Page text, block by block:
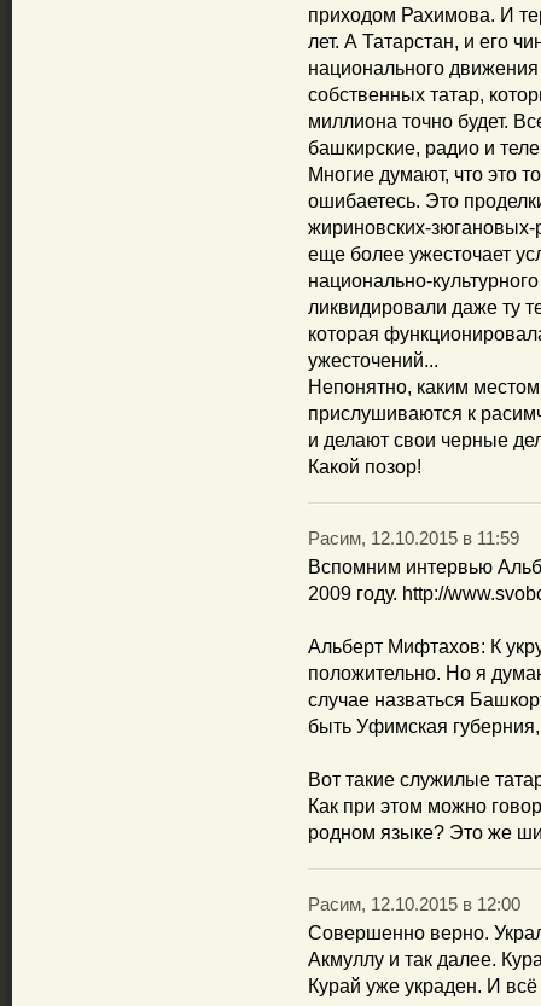
приходом Рахимова. И
лет. А Татарстан, и его
национального
собственных татар,
миллиона точно будет.
башкирские, радио и
Многие думают, что это
ошибаетесь. Это
жириновских-
еще более ужесточает
национально-
ликвидировали даже ту
которая
ужесточений...
Непонятно, каким
прислушиваются к
и делают свои черные
Какой позор!
Расим, 12.10.2015 в 11:59
Вспомним интервью
2009 году. http://
Альберт Мифтахов: К
положительно. Но я
случае назваться
быть Уфимская
Вот такие служилые
Как при этом можно
родном языке? Это же
Расим, 12.10.2015 в 12:00
Совершенно верно.
Акмуллу и так далее.
Курай уже украден. И